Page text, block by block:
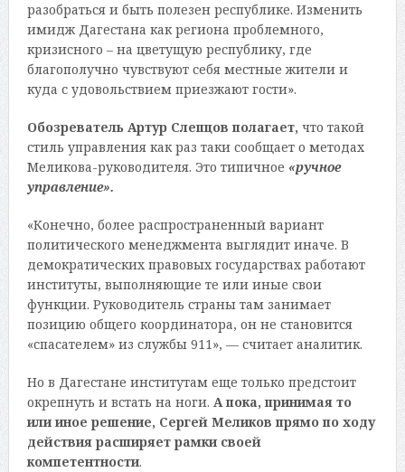
разобраться и быть полезен республике. Изменить
имидж Дагестана как региона проблемного,
кризисного – на цветущую республику, где
благополучно чувствуют себя местные жители и
куда с удовольствием приезжают гости».
Обозреватель Артур Слепцов полагает, что такой
стиль управления как раз таки сообщает о методах
Меликова-руководителя. Это типичное «ручное
управление».
«Конечно, более распространенный вариант
политического менеджмента выглядит иначе. В
демократических правовых государствах работают
институты, выполняющие те или иные свои
функции. Руководитель страны там занимает
позицию общего координатора, он не становится
«спасателем» из службы 911», — считает аналитик.
Но в Дагестане институтам еще только предстоит
окрепнуть и встать на ноги. А пока, принимая то
или иное решение, Сергей Меликов прямо по ходу
действия расширяет рамки своей
компетентности.